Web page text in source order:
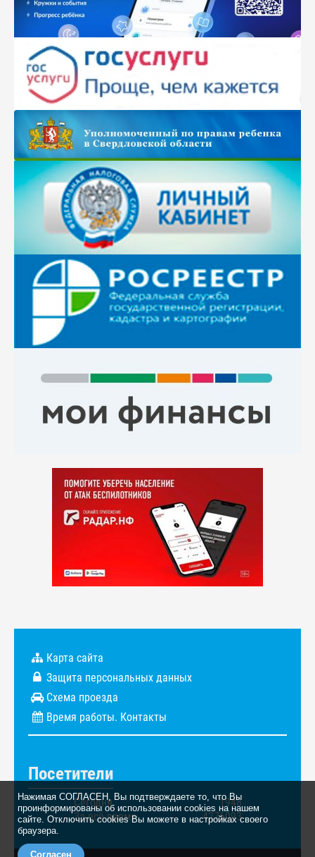
Нажимая СОГЛАСЕН, Вы подтверждаете то, что Вы
проинформированы об использовании cookies на нашем
сайте. Отключить cookies Вы можете в настройках своего
браузера.
Согласен
Карта сайта
Защита персональных данных
Схема проезда
Время работы. Контакты
Посетители
Сегодня
1948
За всё время
4276093